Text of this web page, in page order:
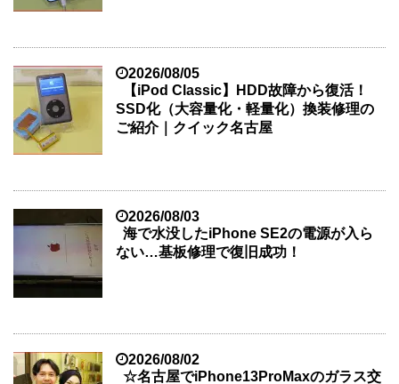
2026/08/05
【iPod Classic】HDD故障から復活！
SSD化（大容量化・軽量化）換装修理の
ご紹介｜クイック名古屋
2026/08/03
海で水没したiPhone SE2の電源が入ら
ない…基板修理で復旧成功！
2026/08/02
☆名古屋でiPhone13ProMaxのガラス交